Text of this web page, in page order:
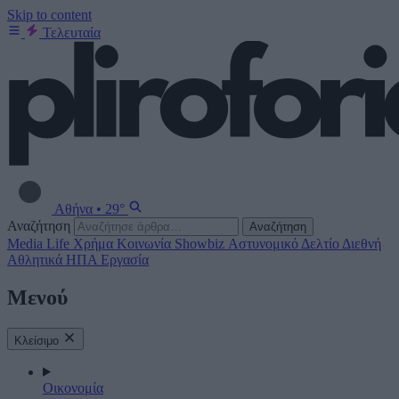
Skip to content
Τελευταία
Αθήνα • 29°
Αναζήτηση
Αναζήτηση
Media Life Χρήμα Κοινωνία Showbiz Αστυνομικό Δελτίο Διεθνή
Αθλητικά ΗΠΑ Εργασία
Μενού
Κλείσιμο
Οικονομία